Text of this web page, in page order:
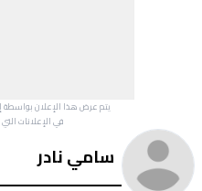
ابحث
في الإعلانات
سامي نادر